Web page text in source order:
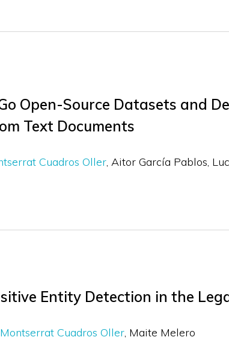
Open-Source Datasets and
Text Documents
Cuadros Oller Aitor García Pablos
Entity Detection in the
Montserrat Cuadros Oller Maite Melero